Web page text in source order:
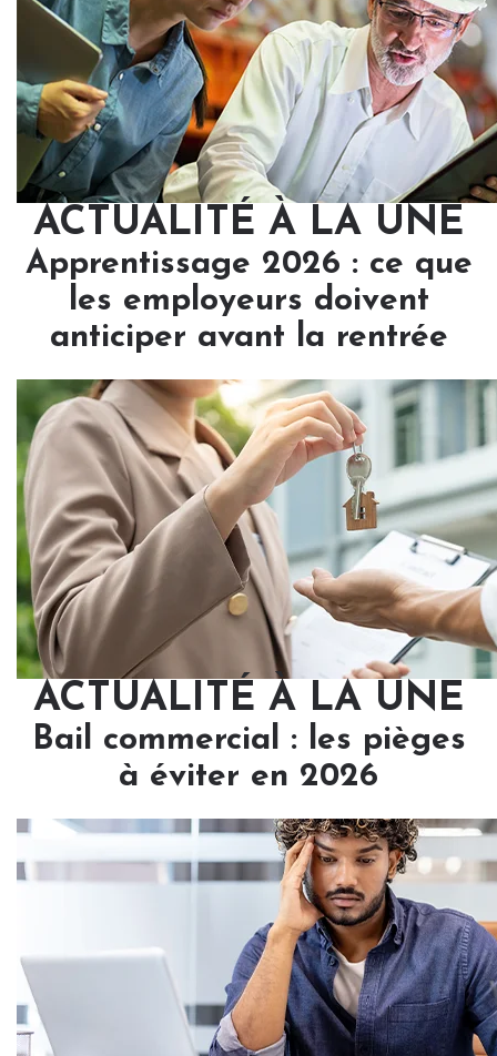
ACTUALITÉ À LA UNE
Apprentissage 2026 : ce que
les employeurs doivent
anticiper avant la rentrée
ACTUALITÉ À LA UNE
Bail commercial : les pièges
à éviter en 2026